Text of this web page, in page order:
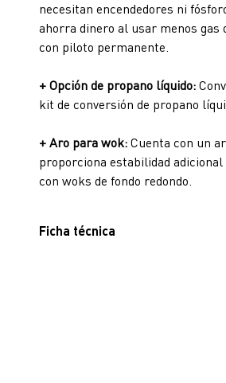
necesitan encendedores ni
ahorra dinero al usar menos gas
con piloto permanente.
+ Opción de propano líquido:
kit de conversión de propano
+ Aro para wok: Cuenta con un
proporciona estabilidad
con woks de fondo redondo.
Ficha técnica